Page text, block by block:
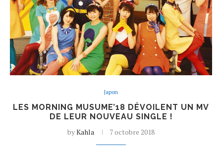
Japon
LES MORNING MUSUME’18 DÉVOILENT UN MV
DE LEUR NOUVEAU SINGLE !
byKahla 7 octobre 2018